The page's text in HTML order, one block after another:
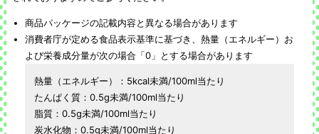
商品パッケージの記載内容と異なる場合があります
消費者庁が定める食品表示基準に基づき、熱量（エネルギー）お
よび栄養成分量が次の場合「0」とする場合があります
熱量（エネルギー）：5kcal未満/100ml当たり
たんぱく質：0.5g未満/100ml当たり
脂質：0.5g未満/100ml当たり
炭水化物：0.5g未満/100ml当たり